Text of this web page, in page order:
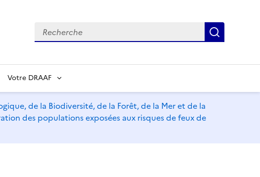
Recherche
Votre DRAAF
de la Biodiversité, de la Forêt, de la Mer et de la
des populations exposées aux risques de feux de